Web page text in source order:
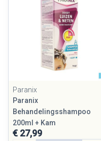
Paranix
Paranix
Behandelingsshampoo
200ml + Kam
€ 27,99